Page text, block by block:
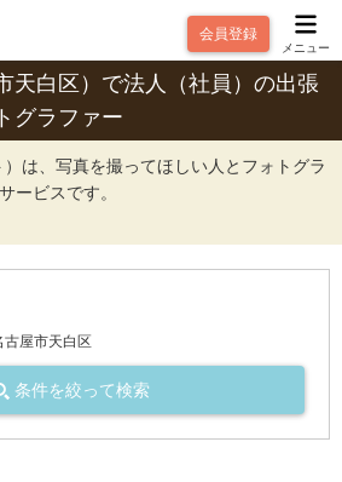
会員登録
メニュー
天白区）で法人（社員）の出張
グラファー
は、写真を撮ってほしい人とフォトグラ
ービスです。
古屋市天白区
条件を絞って検索